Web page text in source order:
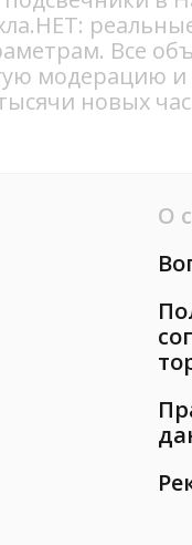
Все
модерацию
новых
О